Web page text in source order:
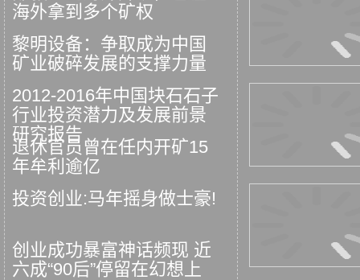
海外拿到多个矿权
黎明设备：争取成为中国
矿业破碎发展的支撑力量
2012-2016年中国块石石子
行业投资潜力及发展前景
研究报告
退休官员曾在任内开矿15
年牟利逾亿
投资创业:马年摇身做士豪!
创业成功暴富神话频现 近
六成“90后”停留在幻想上